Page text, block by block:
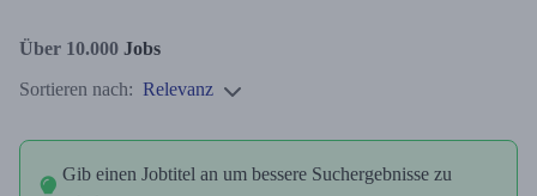
Über 10.000 Jobs
Sortieren nach: Relevanz
Gib einen Jobtitel an um bessere Suchergebnisse zu